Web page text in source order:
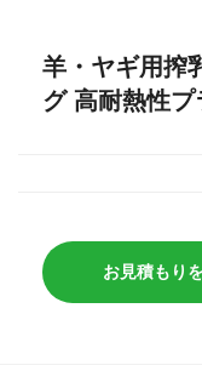
羊・ヤギ用搾
グ 高耐熱性
お見積もり